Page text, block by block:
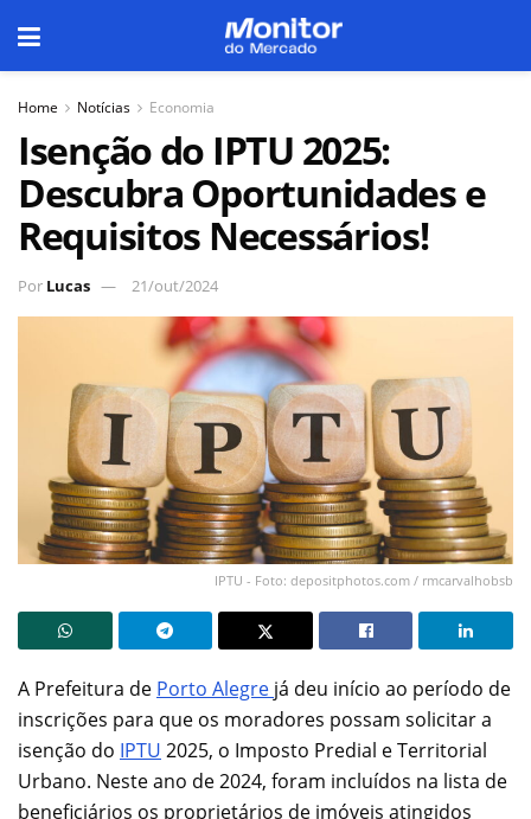
Home Notícias Economia
Isenção do IPTU 2025:
Descubra Oportunidades e
Requisitos Necessários!
Por Lucas 21/out/2024
IPTU - Foto: depositphotos.com / rmcarvalhobsb
A Prefeitura de Porto Alegre já deu início ao período de
inscrições para que os moradores possam solicitar a
isenção do IPTU 2025, o Imposto Predial e Territorial
Urbano. Neste ano de 2024, foram incluídos na lista de
beneficiários os proprietários de imóveis atingidos